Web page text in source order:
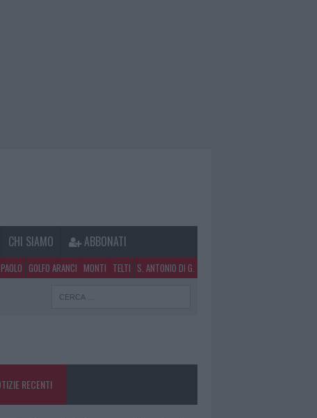
CHI SIAMO ABBONATI
GOLFO ARANCI MONTI TELTI S. ANTONIO DI G.
RECENTI